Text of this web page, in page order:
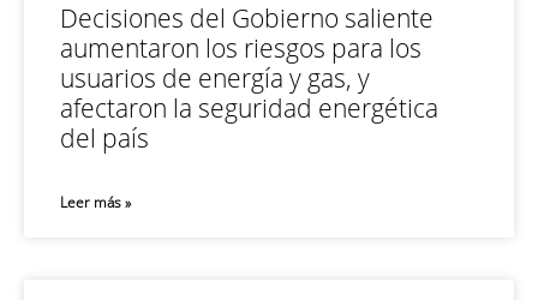
Decisiones del Gobierno saliente
aumentaron los riesgos para los
usuarios de energía y gas, y
afectaron la seguridad energética
del país
Leer más »